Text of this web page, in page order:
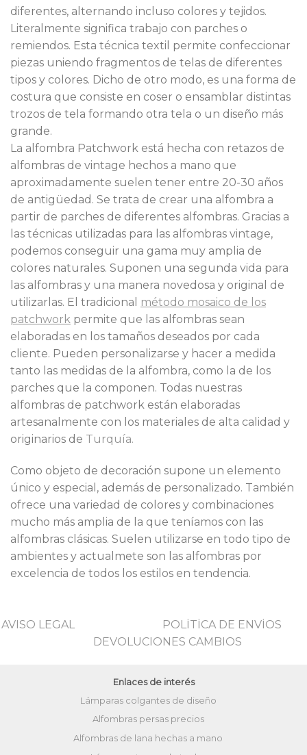
diferentes, alternando incluso colores y tejidos.
Literalmente significa trabajo con parches o
remiendos. Esta técnica textil permite confeccionar
piezas uniendo fragmentos de telas de diferentes
tipos y colores. Dicho de otro modo, es una forma de
costura que consiste en coser o ensamblar distintas
trozos de tela formando otra tela o un diseño más
grande.
La alfombra Patchwork está hecha con retazos de
alfombras de vintage hechos a mano que
aproximadamente suelen tener entre 20-30 años
de antigüedad. Se trata de crear una alfombra a
partir de parches de diferentes alfombras. Gracias a
las técnicas utilizadas para las alfombras vintage,
podemos conseguir una gama muy amplia de
colores naturales. Suponen una segunda vida para
las alfombras y una manera novedosa y original de
utilizarlas. El tradicional
método mosaico de los
patchwork permite que las alfombras sean
elaboradas en los tamaños deseados por cada
cliente. Pueden personalizarse y hacer a medida
tanto las medidas de la alfombra, como la de los
parches que la componen. Todas nuestras
alfombras de patchwork están elaboradas
artesanalmente con los materiales de alta calidad y
originarios de Turquía.
Como objeto de decoración supone un elemento
único y especial, además de personalizado. También
ofrece una variedad de colores y combinaciones
mucho más amplia de la que teníamos con las
alfombras clásicas. Suelen utilizarse en todo tipo de
ambientes y actualmete son las alfombras por
excelencia de todos los estilos en tendencia.
AVISO LEGAL
POLİTİCA DE ENVİOS
DEVOLUCIONES CAMBIOS
Enlaces de interés
Lámparas colgantes de diseño
Alfombras persas precios
Alfombras de lana hechas a mano